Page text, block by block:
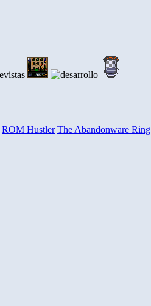
ROM Hustler The Abandonware Ring